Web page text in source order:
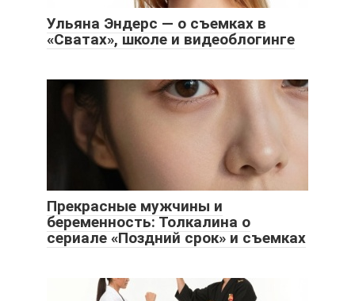
Ульяна Эндерс — о съемках в
«Сватах», школе и видеоблогинге
Прекрасные мужчины и
беременность: Толкалина о
сериале «Поздний срок» и съемках